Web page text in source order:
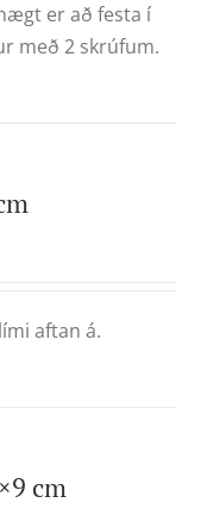
er að festa í
með 2 skrúfum.
aftan á.
cm